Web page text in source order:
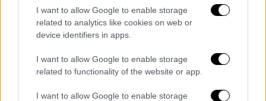
I want to allow Google to enable storage
related to analytics like cookies on web or
device identifiers in apps.
I want to allow Google to enable storage
related to functionality of the website or app.
I want to allow Google to enable storage